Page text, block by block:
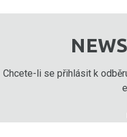
Chcete-li se přihlásit k